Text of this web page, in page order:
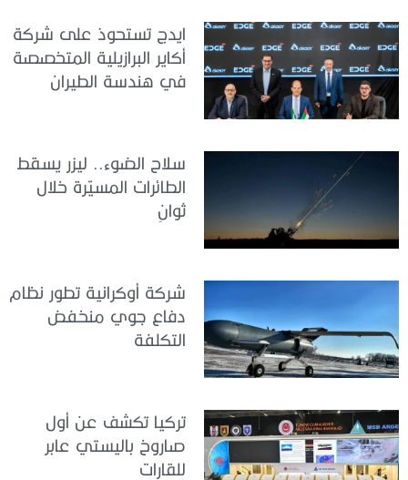
ايدج تستحوذ على شركة
أكاير البرازيلية المتخصصة
في هندسة الطيران
سلاح الضوء.. ليزر يسقط
الطائرات المسيّرة خلال
ثوانٍ
شركة أوكرانية تطور نظام
دفاع جوي منخفض
التكلفة
تركيا تكشف عن أول
صاروخ باليستي عابر
للقارات